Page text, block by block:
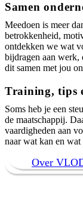
Samen
Meedoen is meer
betrokkenheid,
ontdekken we wat
bijdragen aan
dit samen met jou
Training, tips
Soms heb je een
de maatschappij.
vaardigheden aan
naar wat kan en
Over